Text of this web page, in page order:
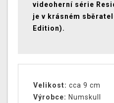
videoherní série
je v krásném
Edition).
Velikost: cca 9 cm
Výrobce: Numskull